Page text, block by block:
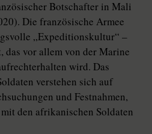
Botschafter in Mali
Die französische Armee
„Expedi­tions­kultur“ –
vor allem von der Marine
wird. Das
verstehen sich auf
und Festnahmen,
den afrikanischen Soldaten